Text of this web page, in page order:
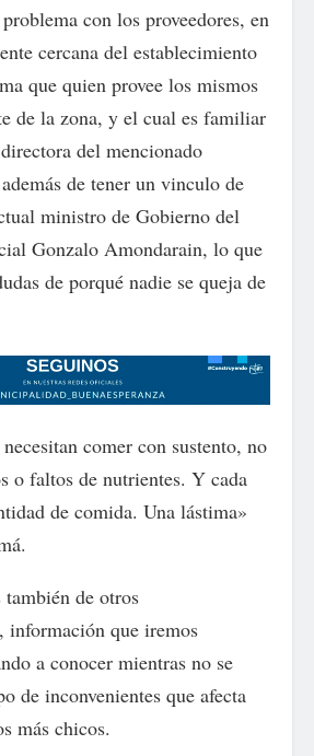
con los proveedores, en
cercana del establecimiento
que quien provee los mismos
de la zona, y el cual es familiar
del mencionado
de tener un vinculo de
ministro de Gobierno del
Gonzalo Amondarain, lo que
de porqué nadie se queja de
comer con sustento, no
o faltos de nutrientes. Y cada
de comida. Una lástima»
de otros
información que iremos
a conocer mientras no se
de inconvenientes que afecta
más chicos.